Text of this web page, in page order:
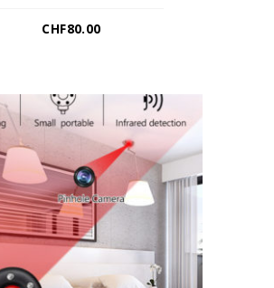
CHF80.00